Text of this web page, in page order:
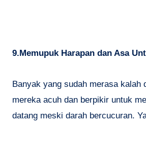
9.Memupuk Harapan dan Asa
Banyak yang sudah merasa kalah
mereka acuh dan berpikir untuk
datang meski darah bercucuran.